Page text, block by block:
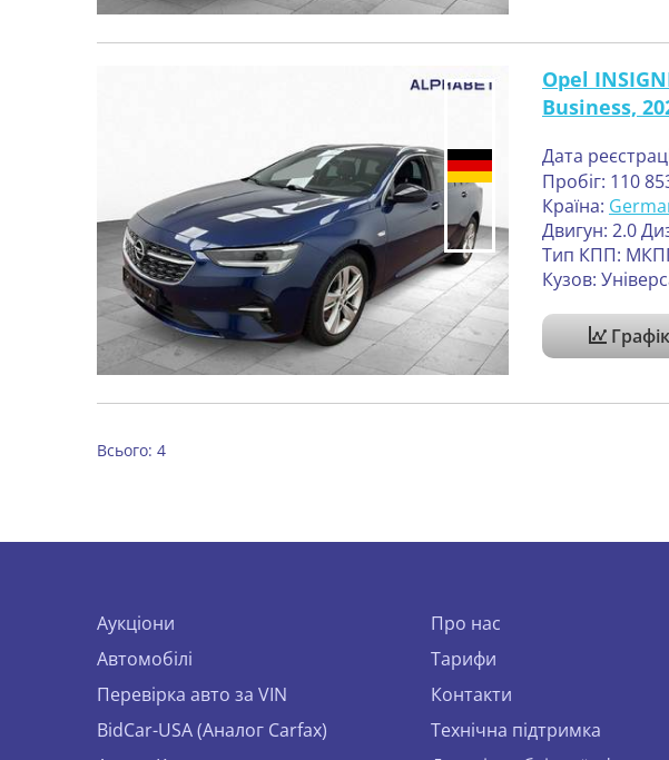
Opel
Business,
Дата
Пробіг: 110
Країна:
Двигун: 2.0
Тип КПП:
Кузов:
Всього: 4
Аукціони
Автомобілі
Перевірка авто за VIN
BidCar-USA (Аналог Carfax)
Про нас
Тарифи
Контакти
Технічна підтримка